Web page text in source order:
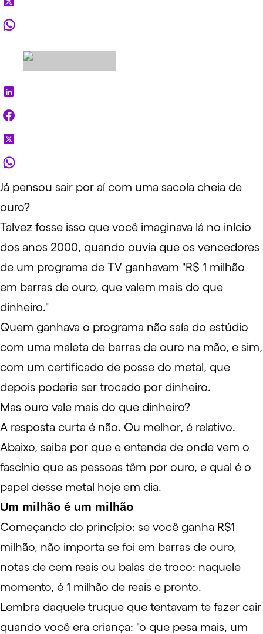
Já pensou sair por aí com uma sacola cheia de
ouro?
Talvez fosse isso que você imaginava lá no início
dos anos 2000, quando ouvia que os vencedores
de um programa de TV ganhavam "R$ 1 milhão
em barras de ouro, que valem mais do que
dinheiro."
Quem ganhava o programa não saía do estúdio
com uma maleta de barras de ouro na mão, e sim,
com um certificado de posse do metal, que
depois poderia ser trocado por dinheiro.
Mas ouro vale mais do que dinheiro?
A resposta curta é não. Ou melhor, é relativo.
Abaixo, saiba por que e entenda de onde vem o
fascínio que as pessoas têm por ouro, e qual é o
papel desse metal hoje em dia.
Um milhão é um milhão
Começando do princípio: se você ganha R$1
milhão, não importa se foi em barras de ouro,
notas de cem reais ou balas de troco: naquele
momento, é 1 milhão de reais e pronto.
Lembra daquele truque que tentavam te fazer cair
quando você era criança: "o que pesa mais, um